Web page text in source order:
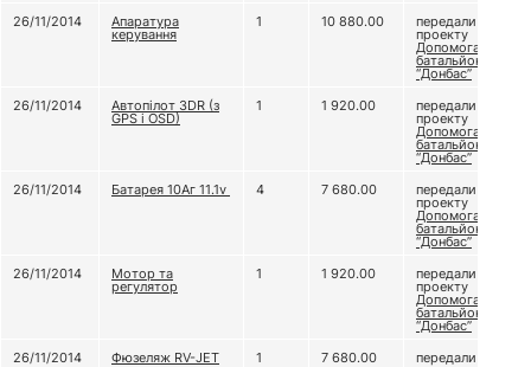
26/11/2014
Апаратура
керування
1 10 880.00 передали
проекту
Допомога
батальйону
“Донбас”
26/11/2014
Автопілот 3DR (з
GPS і OSD)
1 1 920.00 передали
проекту
Допомога
батальйону
“Донбас”
26/11/2014
Батарея 10Аг 11.1v 4 7 680.00 передали
проекту
Допомога
батальйону
“Донбас”
26/11/2014
Мотор та
регулятор
1 1 920.00 передали
проекту
Допомога
батальйону
“Донбас”
26/11/2014
Фюзеляж RV-JET 1 7 680.00 передали